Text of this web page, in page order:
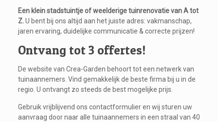
Een klein stadstuintje of weelderige tuinrenovatie van A tot
Z.U bent bij ons altijd aan het juiste adres: vakmanschap,
jaren ervaring, duidelijke communicatie & correcte prijzen!
Ontvang tot 3 offertes!
De website van Crea-Garden behoort tot een netwerk van
tuinaannemers. Vind gemakkelijk de beste firma bij u in de
regio. U ontvangt zo steeds de best mogelijke prijs.
Gebruik vrijblijvend ons contactformulier en wij sturen uw
aanvraag door naar alle tuinaannemers in een straal van 40